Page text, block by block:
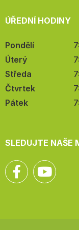
ÚŘEDNÍ HODINY
Pondělí
Úterý
Středa
Čtvrtek
Pátek
SLEDUJTE NAŠE
Facebook